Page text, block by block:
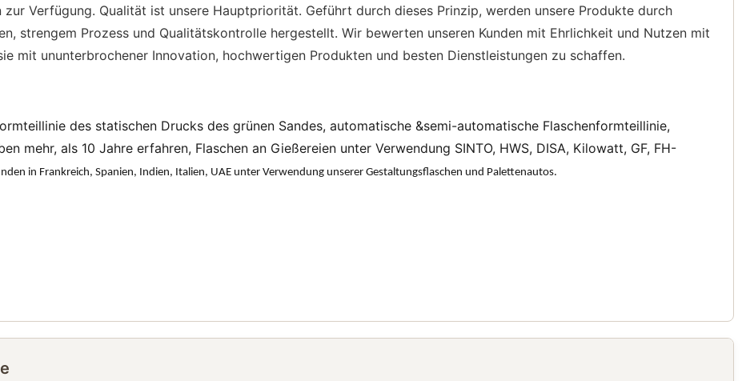
zur Verfügung. Qualität ist unsere Hauptpriorität. Geführt durch dieses Prinzip, werden unsere Produkte durch
strengem Prozess und Qualitätskontrolle hergestellt. Wir bewerten unseren Kunden mit Ehrlichkeit und Nutzen mit
mit ununterbrochener Innovation, hochwertigen Produkten und besten Dienstleistungen zu schaffen.
des statischen Drucks des grünen Sandes, automatische &semi-automatische Flaschenformteillinie,
mehr, als 10 Jahre erfahren, Flaschen an Gießereien unter Verwendung SINTO, HWS, DISA, Kilowatt, GF, FH-
in Frankreich, Spanien, Indien, Italien, UAE unter Verwendung unserer Gestaltungsflaschen und Palettenautos.